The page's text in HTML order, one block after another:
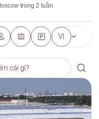
trong 2 tuần
VI